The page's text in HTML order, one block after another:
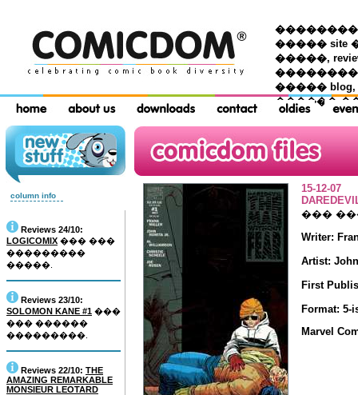
���������
����� site
�����,
����� blog,
������
column info
Reviews 24/10:
LOGICOMIX ��� ���
���������
�����.
Reviews 23/10:
SOLOMON KANE #1 ���
��� ������
���������.
Reviews 22/10: THE
AMAZING REMARKABLE
MONSIEUR LEOTARD
15-12-07
���
Writer:
Artist:
First
Format: 5-
Marvel